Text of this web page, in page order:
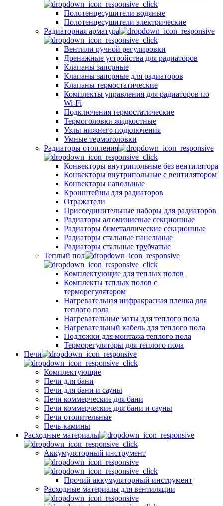
Полотенцесушители водяные
Полотенцесушители электрические
Радиаторная арматура
Вентили ручной регулировки
Дренажные устройства для радиаторов
Клапаны запорные
Клапаны запорные для радиаторов
Клапаны термостатические
Комплекты управления для радиаторов по
Wi-Fi
Подключения термостатические
Термоголовки жидкостные
Узлы нижнего подключения
Умные термоголовки
Радиаторы отопления
Конвекторы внутрипольные без вентилятора
Конвекторы внутрипольные с вентилятором
Конвекторы напольные
Кронштейны для радиаторов
Отражатели
Присоединительные наборы для радиаторов
Радиаторы алюминиевые секционные
Радиаторы биметаллические секционные
Радиаторы стальные панельные
Радиаторы стальные трубчатые
Теплый пол
Комплектующие для теплых полов
Комплекты теплых полов с
терморегулятором
Нагревательная инфракрасная пленка для
теплого пола
Нагревательные маты для теплого пола
Нагревательный кабель для теплого пола
Подложки для монтажа теплого пола
Терморегуляторы для теплого пола
Печи
Комплектующие
Печи для бани
Печи для бани и сауны
Печи коммерческие для бани
Печи коммерческие для бани и сауны
Печи отопительные
Печь-камины
Расходные материалы
Аккумуляторный инструмент
Прочий аккумуляторный инструмент
Расходные материалы для вентиляции